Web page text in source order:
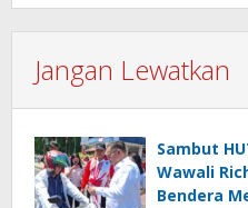
Jangan Lewatkan
Sambut
Wawali
Bendera